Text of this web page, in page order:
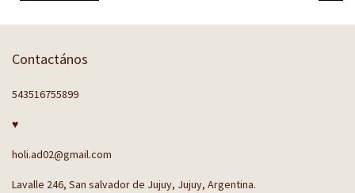
Contactános
543516755899
♥
holi.ad02@gmail.com
Lavalle 246, San salvador de Jujuy, Jujuy, Argentina.